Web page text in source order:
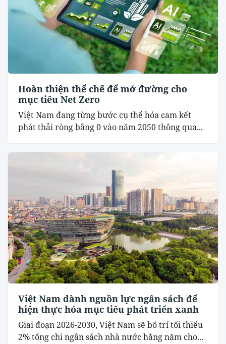
Hoàn thiện thể chế để mở đường cho
mục tiêu Net Zero
Việt Nam đang từng bước cụ thể hóa cam kết
phát thải ròng bằng 0 vào năm 2050 thông qua...
Việt Nam dành nguồn lực ngân sách để
hiện thực hóa mục tiêu phát triển xanh
Giai đoạn 2026-2030, Việt Nam sẽ bố trí tối thiểu
2% tổng chi ngân sách nhà nước hằng năm cho...